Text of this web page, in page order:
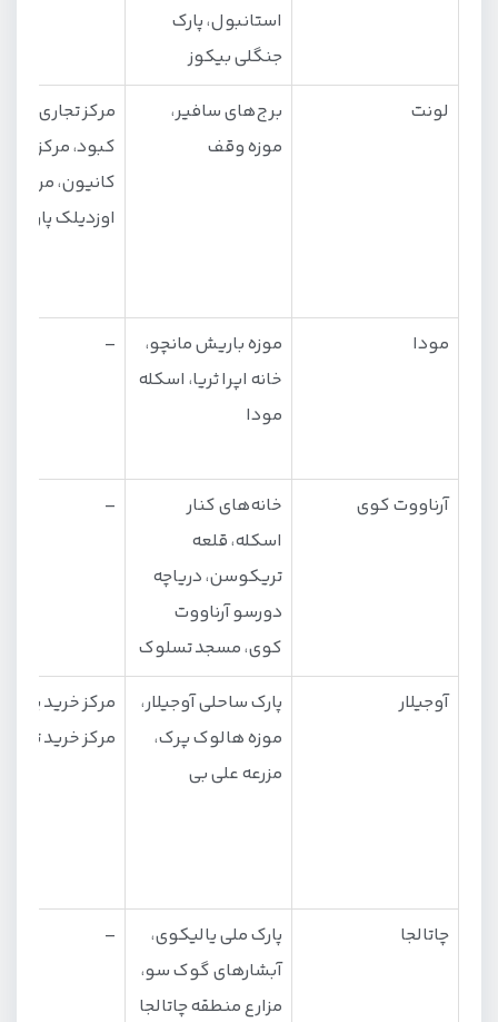
استانبول، پارک
جنگلی بیکوز
لونت
برج‌های سافیر،
موزه وقف
مرکز تجاری
کبود، مرکز
کانیون، مرکز
اوزدیلک پارک
مودا
موزه باریش مانچو،
خانه اپرا ثریا، اسکله
مودا
–
آرناووت کوی
خانه‌های کنار
اسکله، قلعه
تریکوسن، دریاچه
دورسو آرناووت
کوی، مسجد تسلوک
–
آوجیلار
پارک ساحلی آوجیلار،
موزه هالوک پرک،
مزرعه علی بی
مرکز خرید
مرکز خرید
چاتالجا
پارک ملی یالیکوی،
آبشارهای گوک سو،
مزارع منطقه چاتالجا
–